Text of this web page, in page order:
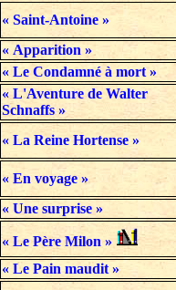
« Saint-Antoine »
« Apparition »
« Le Condamné à mort »
« L'Aventure de Walter
Schnaffs »
« La Reine Hortense »
« En voyage »
« Une surprise »
« Le Père Milon »
« Le Pain maudit »